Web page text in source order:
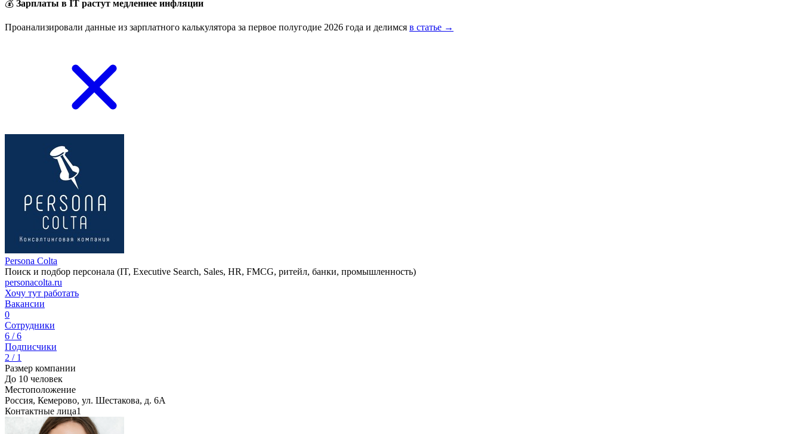
💰 Зарплаты в IT растут медленнее инфляции
Проанализировали данные из зарплатного калькулятора за первое полугодие 2026 года и делимся в статье →
Persona Colta
Поиск и подбор персонала (IT, Executive Search, Sales, HR, FMCG, ритейл, банки, промышленность)
personacolta.ru
Хочу тут работать
Вакансии
0
Сотрудники
6 / 6
Подписчики
2 / 1
Размер компании
До 10 человек
Местоположение
Россия, Кемерово, ул. Шестакова, д. 6А
Контактные лица1